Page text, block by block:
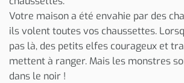
Votre maison a été envahie par des
ils volent toutes vos chaussettes.
pas là, des petits elfes courageux et
mettent à ranger. Mais les monstres
dans le noir !